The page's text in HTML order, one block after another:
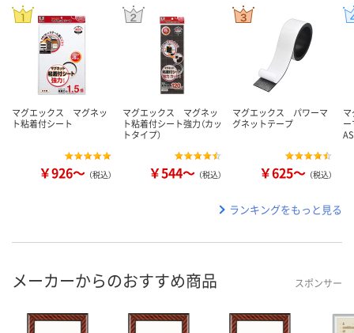
マグエックス マグネッ
ト粘着付シート
￥926～ （税込）
マグエックス マグネッ
ト粘着付シート強力（カッ
トタイプ）
￥544～ （税込）
マグエックス パワーマ
グネットテープ
￥625～ （税込）
ランキングをもっと見る
メーカーからのおすすめ商品 スポンサー